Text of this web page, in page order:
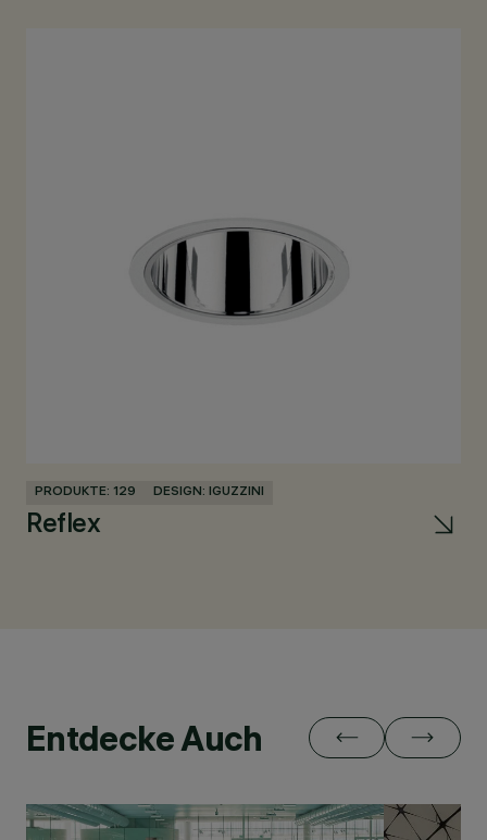
PRODUKTE: 129 DESIGN: IGUZZINI
Reflex
Entdecke Auch